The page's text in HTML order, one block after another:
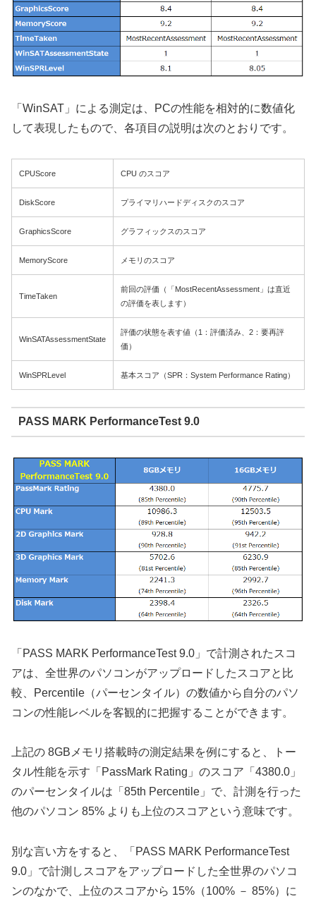
「WinSAT」による測定は、PCの性能を相対的に数値化
して表現したもので、各項目の説明は次のとおりです。
CPUScore CPU のスコア
DiskScore プライマリハードディスクのスコア
GraphicsScore グラフィックスのスコア
MemoryScore メモリのスコア
TimeTaken
前回の評価（「MostRecentAssessment」は直近
の評価を表します）
WinSATAssessmentState
評価の状態を表す値（1：評価済み、2：要再評
価）
WinSPRLevel 基本スコア（SPR：System Performance Rating）
PASS MARK PerformanceTest 9.0
「PASS MARK PerformanceTest 9.0」で計測されたスコ
アは、全世界のパソコンがアップロードしたスコアと比
較、Percentile（パーセンタイル）の数値から自分のパソ
コンの性能レベルを客観的に把握することができます。
上記の 8GBメモリ搭載時の測定結果を例にすると、トー
タル性能を示す「PassMark Rating」のスコア「4380.0」
のパーセンタイルは「85th Percentile」で、計測を行った
他のパソコン 85% よりも上位のスコアという意味です。
別な言い方をすると、「PASS MARK PerformanceTest
9.0」で計測しスコアをアップロードした全世界のパソコ
ンのなかで、上位のスコアから 15%（100% － 85%）に